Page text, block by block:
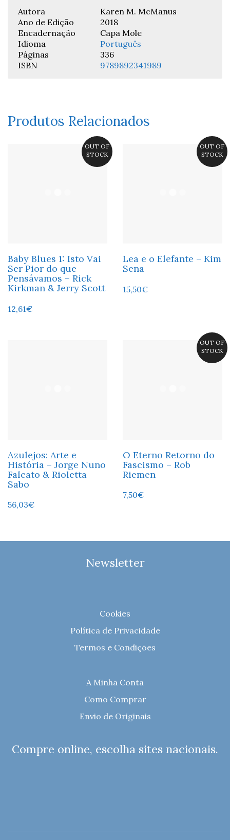
Autora
Karen M. McManus
Ano de Edição
2018
Encadernação
Capa Mole
Idioma
Português
Páginas
336
ISBN
9789892341989
Produtos Relacionados
OUT OF
STOCK
Baby Blues 1: Isto Vai
Ser Pior do que
Pensávamos – Rick
Kirkman & Jerry Scott
12,61€
OUT OF
STOCK
Lea e o Elefante – Kim
Sena
15,50€
Azulejos: Arte e
História – Jorge Nuno
Falcato & Rioletta
Sabo
56,03€
OUT OF
STOCK
O Eterno Retorno do
Fascismo – Rob
Riemen
7,50€
Newsletter
Cookies
Política de Privacidade
Termos e Condições
A Minha Conta
Como Comprar
Envio de Originais
Compre online, escolha sites nacionais.